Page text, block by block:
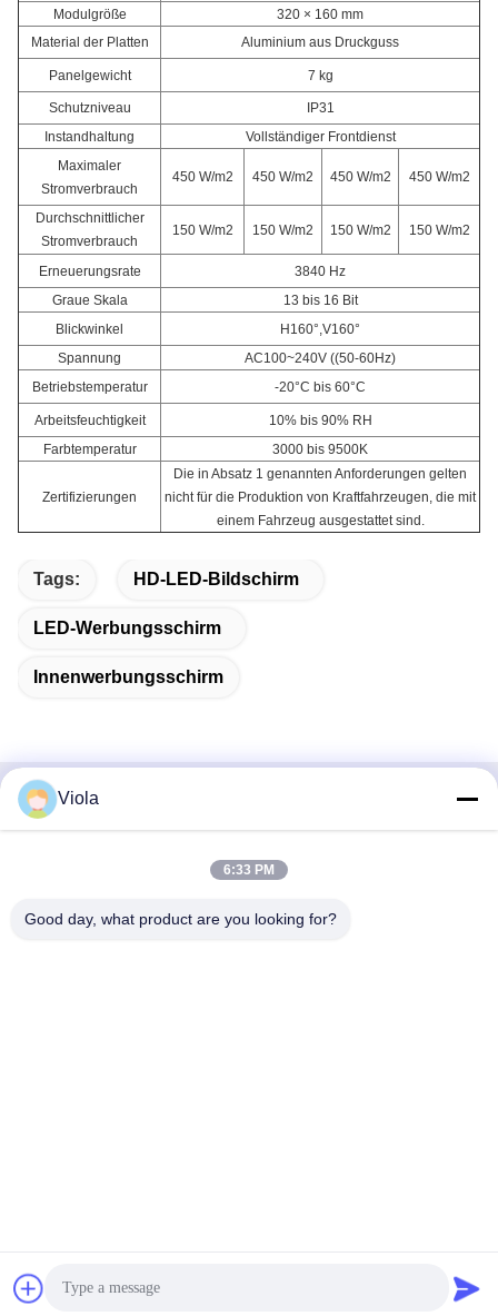
Modulgröße
320 × 160 mm
Material der Platten
Aluminium aus Druckguss
Panelgewicht 7 kg
Schutzniveau
IP31
Instandhaltung
Vollständiger Frontdienst
Maximaler
Stromverbrauch
450 W/m2 450 W/m2 450 W/m2 450 W/m2
Durchschnittlicher
Stromverbrauch
150 W/m2 150 W/m2 150 W/m2 150 W/m2
Erneuerungsrate
3840 Hz
Graue Skala
13 bis 16 Bit
Blickwinkel
H160°,V160°
Spannung
AC100~240V ((50-60Hz)
Betriebstemperatur
-20°C bis 60°C
Arbeitsfeuchtigkeit
10% bis 90% RH
Farbtemperatur
3000 bis 9500K
Zertifizierungen
Die in Absatz 1 genannten Anforderungen gelten
nicht für die Produktion von Kraftfahrzeugen, die mit
einem Fahrzeug ausgestattet sind.
Tags: HD-LED-Bildschirm
LED-Werbungsschirm
Innenwerbungsschirm
Schnellkontakt
Hui Long Pu Gemeinschaft, Longcheng Straße, Longgang,
2024-2026 Shenzhen GCL Electronics Co., Ltd . Alle Rechte
Viola
6:33 PM
Good day, what product are you looking for?